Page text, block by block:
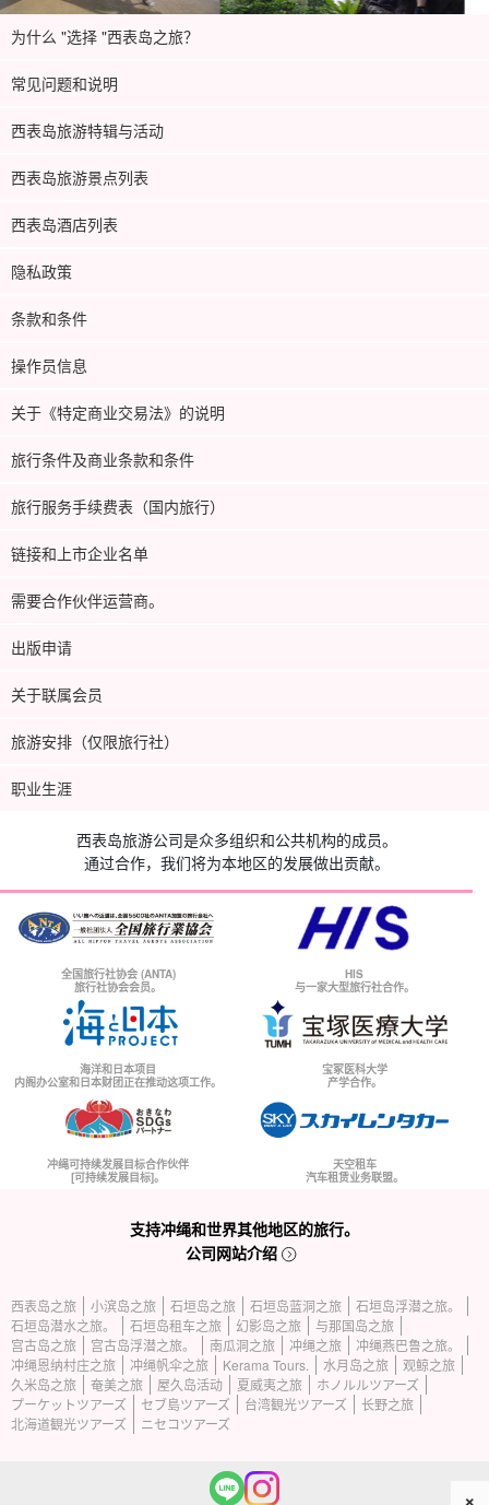
为什么 "选择 "西表岛之旅？
常见问题和说明
西表岛旅游特辑与活动
西表岛旅游景点列表
西表岛酒店列表
隐私政策
条款和条件
操作员信息
关于《特定商业交易法》的说明
旅行条件及商业条款和条件
旅行服务手续费表（国内旅行）
链接和上市企业名单
需要合作伙伴运营商。
出版申请
关于联属会员
旅游安排（仅限旅行社）
职业生涯
西表岛旅游公司是众多组织和公共机构的成员。
通过合作，我们将为本地区的发展做出贡献。
全国旅行社协会 (ANTA)
旅行社协会会员。
HIS
与一家大型旅行社合作。
海洋和日本项目
内阁办公室和日本财团正在推动这项工作。
宝冢医科大学
产学合作。
冲绳可持续发展目标合作伙伴
[可持续发展目标]。
天空租车
汽车租赁业务联盟。
支持冲绳和世界其他地区的旅行。
公司网站介绍
西表岛之旅 小滨岛之旅 石垣岛之旅 石垣岛蓝洞之旅
石垣岛浮潜之旅。
石垣岛潜水之旅。
石垣岛租车之旅 幻影岛之旅
与那国岛之旅
宫古岛之旅
宫古岛浮潜之旅。 南瓜洞之旅 冲绳之旅
冲绳燕巴鲁之旅。
冲绳恩纳村庄之旅
冲绳帆伞之旅 Kerama Tours. 水月岛之旅
观鲸之旅
久米岛之旅
奄美之旅 屋久岛活动 夏威夷之旅
ホノルルツアーズ
プーケットツアーズ
セブ島ツアーズ 台湾観光ツアーズ
长野之旅
北海道観光ツアーズ
ニセコツアーズ
×